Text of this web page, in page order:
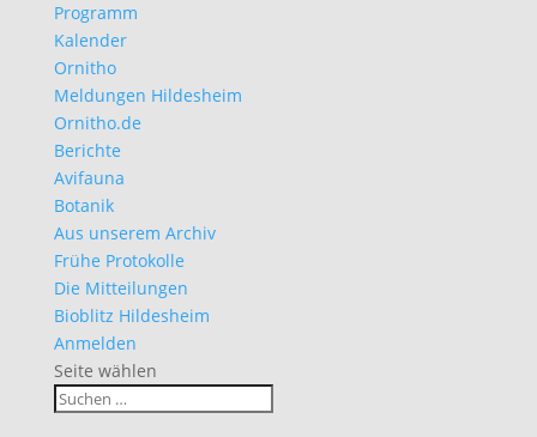
Programm
Kalender
Ornitho
Meldungen Hildesheim
Ornitho.de
Berichte
Avifauna
Botanik
Aus unserem Archiv
Frühe Protokolle
Die Mitteilungen
Bioblitz Hildesheim
Anmelden
Seite wählen